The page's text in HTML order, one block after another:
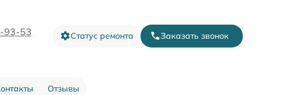
93-53 Статус ремонта Заказать звонок
Отзывы